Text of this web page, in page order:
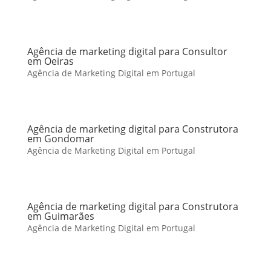
Agência de marketing digital para Consultor
em Oeiras
Agência de Marketing Digital em Portugal
Agência de marketing digital para Construtora
em Gondomar
Agência de Marketing Digital em Portugal
Agência de marketing digital para Construtora
em Guimarães
Agência de Marketing Digital em Portugal